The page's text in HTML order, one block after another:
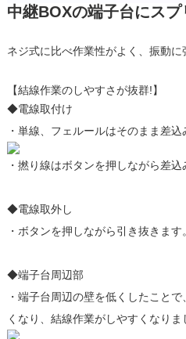
中継BOXの端子台にス
ネジ式に比べ作業性がよく、振動
【結線作業のしやすさが抜群!】
◆電線取付け
・単線、フェルールはそのまま差込
・撚り線はボタンを押しながら差込
◆電線取外し
・ボタンを押しながら引き抜きます。
◆端子台周辺部
・端子台周辺の壁を低くしたこと
くなり、結線作業がしやすくなりま